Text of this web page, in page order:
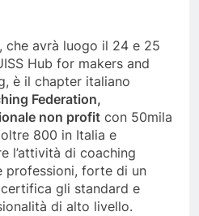
che avrà luogo il 24 e 25
Hub for makers and
è il chapter italiano
Federation,
non profit con 50mila
800 in Italia e
l’attività di coaching
professioni, forte di un
gli standard e
di alto livello.